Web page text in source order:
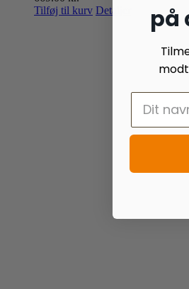
Tilføj til kurv Detaljer
på